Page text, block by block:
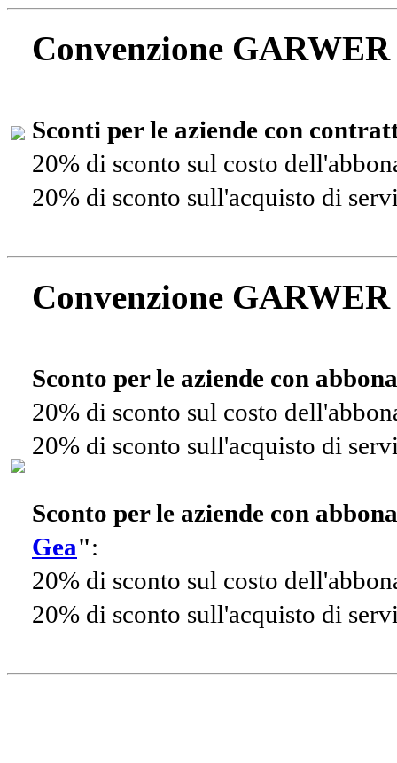
Convenzione
Sconti per le aziende con
20% di sconto sul costo
20% di sconto sull'acquisto di
Convenzione
Sconto per le aziende con
20% di sconto sul costo
20% di sconto sull'acquisto di
Sconto per le aziende con
Gea":
20% di sconto sul costo
20% di sconto sull'acquisto di